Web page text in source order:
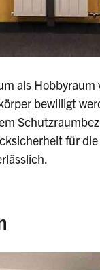
als Hobbyraum
bewilligt
für